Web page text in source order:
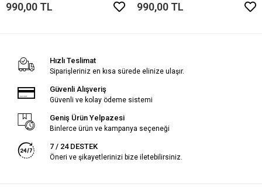
990,00 TL 990,00 TL
Hızlı Teslimat
Siparişleriniz en kısa sürede elinize ulaşır.
Güvenli Alışveriş
Güvenli ve kolay ödeme sistemi
Geniş Ürün Yelpazesi
Binlerce ürün ve kampanya seçeneği
7 / 24 DESTEK
Öneri ve şikayetlerinizi bize iletebilirsiniz.